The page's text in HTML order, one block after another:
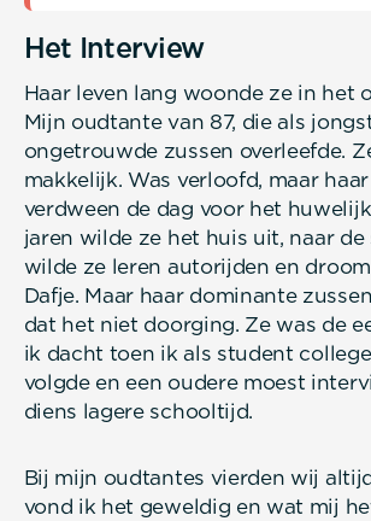
Het Interview
Haar leven lang woonde ze in het
Mijn oudtante van 87, die als
ongetrouwde zussen overleefde.
makkelijk. Was verloofd, maar
verdween de dag voor het
jaren wilde ze het huis uit, naar de
wilde ze leren autorijden en
Dafje. Maar haar dominante
dat het niet doorging. Ze was de
ik dacht toen ik als student
volgde en een oudere moest
diens lagere schooltijd.
Bij mijn oudtantes vierden wij
vond ik het geweldig en wat mij